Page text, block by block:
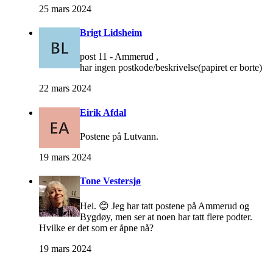
25 mars 2024
Brigt Lidsheim
post 11 - Ammerud ,
har ingen postkode/beskrivelse(papiret er borte)
22 mars 2024
Eirik Afdal
Postene på Lutvann.
19 mars 2024
Tone Vestersjø
Hei. 😊 Jeg har tatt postene på Ammerud og
Bygdøy, men ser at noen har tatt flere podter.
Hvilke er det som er åpne nå?
19 mars 2024